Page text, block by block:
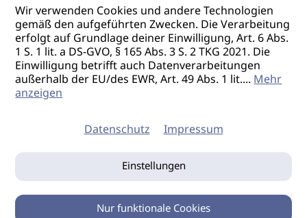
Wir verwenden Cookies und andere Technologien
gemäß den aufgeführten Zwecken. Die Verarbeitung
erfolgt auf Grundlage deiner Einwilligung, Art. 6 Abs.
1 S. 1 lit. a DS-GVO, § 165 Abs. 3 S. 2 TKG 2021. Die
Einwilligung betrifft auch Datenverarbeitungen
außerhalb der EU/des EWR, Art. 49 Abs. 1 lit....Mehr
anzeigen
Datenschutz Impressum
Einstellungen
Nur funktionale Cookies